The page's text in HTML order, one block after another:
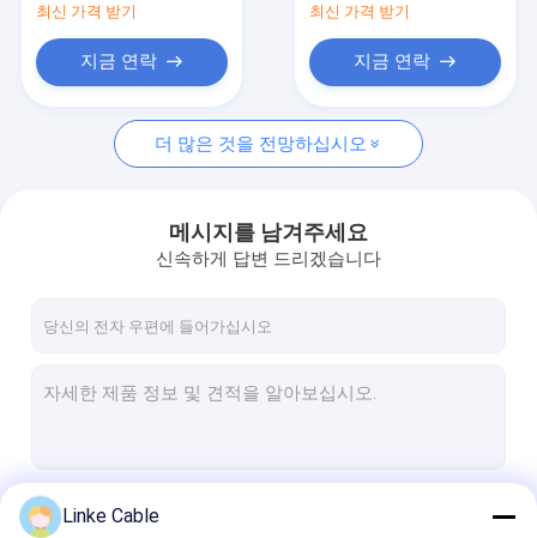
EV HV 케이블
의학 케이블
엑스라이르 케이블
최신 가격 받기
지금 연락
최신 가격 받기
지금 연락
더 많은 것을 전망하십시오
메시지를 남겨주세요
신속하게 답변 드리겠습니다
Linke Cable